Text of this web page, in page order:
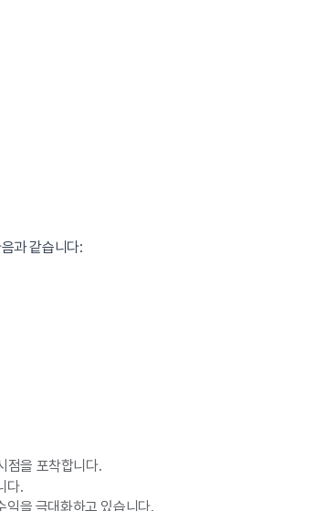
과 같습니다:
점을 포착합니다.
다.
익을 극대화하고 있습니다.